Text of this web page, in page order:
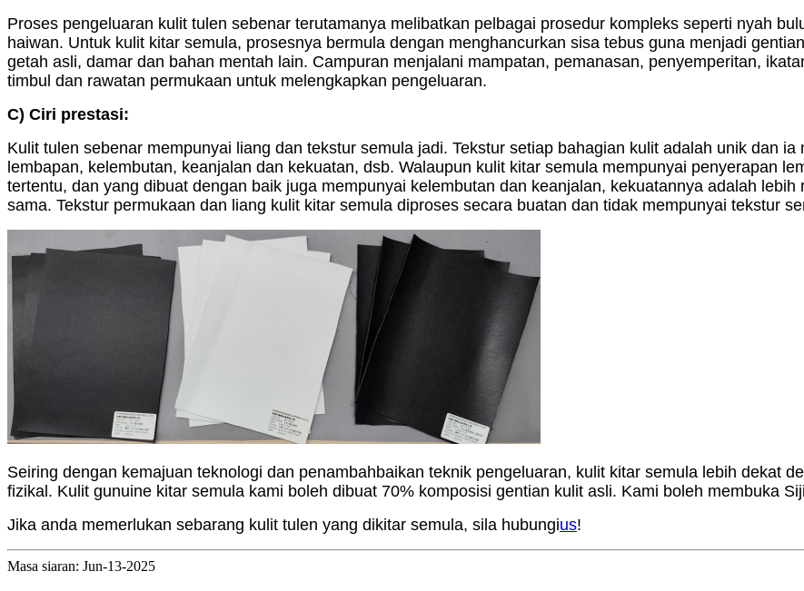
Proses pengeluaran kulit tulen sebenar terutamanya melibatkan pelbagai prosedur kompleks seperti nyah
haiwan. Untuk kulit kitar semula, prosesnya bermula dengan menghancurkan sisa tebus guna menjadi
getah asli, damar dan bahan mentah lain. Campuran menjalani mampatan, pemanasan, penyemperitan,
timbul dan rawatan permukaan untuk melengkapkan pengeluaran.
C) Ciri prestasi:
Kulit tulen sebenar mempunyai liang dan tekstur semula jadi. Tekstur setiap bahagian kulit adalah unik dan
lembapan, kelembutan, keanjalan dan kekuatan, dsb. Walaupun kulit kitar semula mempunyai penyerapan
tertentu, dan yang dibuat dengan baik juga mempunyai kelembutan dan keanjalan, kekuatannya adalah
sama. Tekstur permukaan dan liang kulit kitar semula diproses secara buatan dan tidak mempunyai tekstur
Seiring dengan kemajuan teknologi dan penambahbaikan teknik pengeluaran, kulit kitar semula lebih dekat
fizikal. Kulit gunuine kitar semula kami boleh dibuat 70% komposisi gentian kulit asli. Kami boleh membuka
Jika anda memerlukan sebarang kulit tulen yang dikitar semula, sila hubungius!
Masa siaran: Jun-13-2025